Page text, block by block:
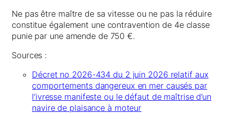
Ne pas être maître de sa vitesse ou ne pas la réduire
constitue également une contravention de 4e classe
punie par une amende de 750 €.
Sources :
Décret no 2026-434 du 2 juin 2026 relatif aux
comportements dangereux en mer causés par
l’ivresse manifeste ou le défaut de maîtrise d’un
navire de plaisance à moteur